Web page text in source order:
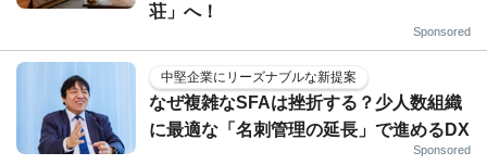
荘」へ！
Sponsored
中堅企業にリーズナブルな新提案
なぜ複雑なSFAは挫折する？少人数組織
に最適な「名刺管理の延長」で進めるDX
Sponsored